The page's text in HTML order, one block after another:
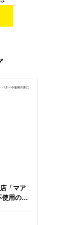
「マア
使用の体